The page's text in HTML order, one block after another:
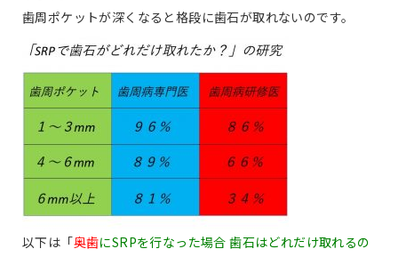
歯周ポケットが深くなると格段に歯石が取れないのです。
以下は「奥歯にSRPを行なった場合 歯石はどれだけ取れるの